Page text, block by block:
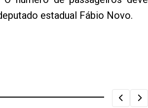
estadual Fábio Novo.